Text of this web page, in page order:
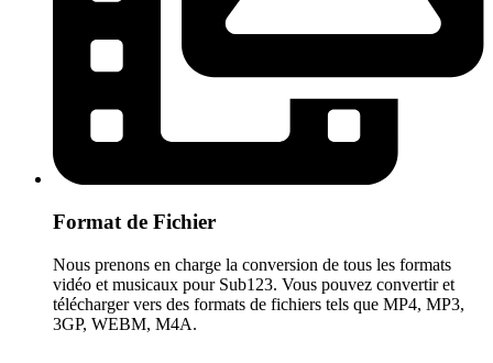
Format de Fichier
Nous prenons en charge la conversion de tous les formats
vidéo et musicaux pour Sub123. Vous pouvez convertir et
télécharger vers des formats de fichiers tels que MP4, MP3,
3GP, WEBM, M4A.